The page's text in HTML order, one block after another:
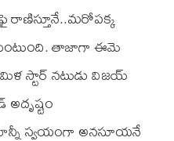
ఫై రాణిస్తూనే..మరోపక్క
తాజాగా ఈమె
స్టార్ నటుడు విజయ్
స్వయంగా అనసూయనే